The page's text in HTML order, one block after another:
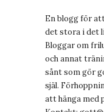
En blogg för
det stora i det
Bloggar om
och annat
sånt som gör
själ.
att hänga med